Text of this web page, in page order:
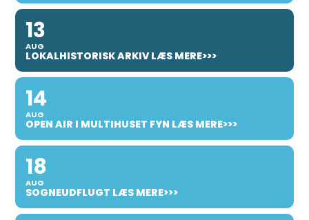
13
AUG
LOKALHISTORISK ARKIV LÆS MERE>>>
14
AUG
OPEN AIR I MULTIHUSET FYN LÆS MERE>>>
18
AUG
SOGNEUDFLUGT LÆS MERE>>>